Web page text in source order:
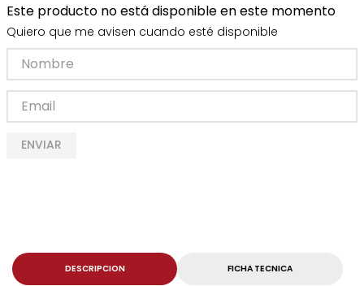
Este producto no está disponible en este momento
Quiero que me avisen cuando esté disponible
ENVIAR
DESCRIPCION FICHA TECNICA